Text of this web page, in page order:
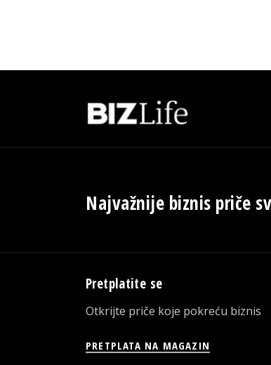
Najvažnije biznis priče
Pretplatite se
Otkrijte priče koje pokreću biznis
PRETPLATA NA MAGAZIN